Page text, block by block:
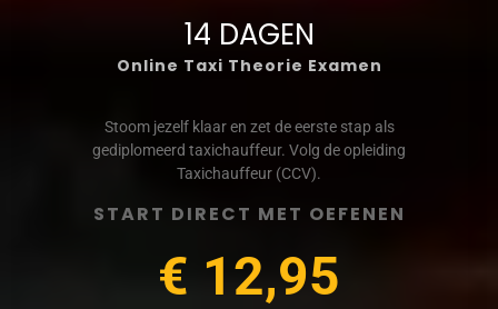
14 DAGEN
Online Taxi Theorie Examen
Stoom jezelf klaar en zet de eerste stap als
gediplomeerd taxichauffeur. Volg de opleiding
Taxichauffeur (CCV).
START DIRECT MET OEFENEN
€ 12,95